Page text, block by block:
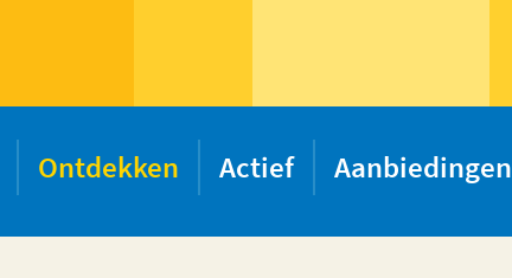
Ontdekken Actief Aanbiedingen